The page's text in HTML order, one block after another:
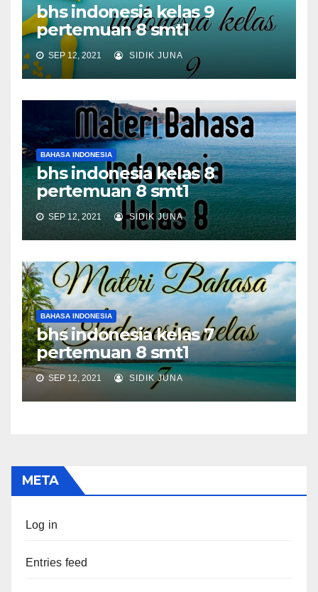
bhs indonesia kelas 9
pertemuan 8 smt1
SEP 12, 2021 SIDIK JUNA
BAHASA INDONESIA
bhs indonesia kelas 8
pertemuan 8 smt1
SEP 12, 2021 SIDIK JUNA
BAHASA INDONESIA
bhs indonesia kelas 7
pertemuan 8 smt1
SEP 12, 2021 SIDIK JUNA
META
Log in
Entries feed